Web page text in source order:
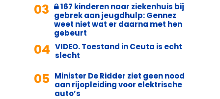
03
167 kinderen naar ziekenhuis bij
gebrek aan jeugdhulp: Gennez
weet niet wat er daarna met hen
gebeurt
04 VIDEO. Toestand in Ceuta is echt
slecht
05 Minister De Ridder ziet geen nood
aan rijopleiding voor elektrische
auto’s